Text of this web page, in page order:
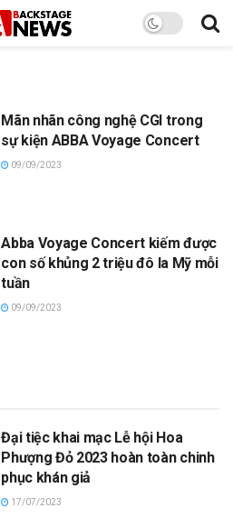
Mãn nhãn công nghệ CGI trong
sự kiện ABBA Voyage Concert
09/09/2023
Abba Voyage Concert kiếm được
con số khủng 2 triệu đô la Mỹ mỗi
tuần
09/09/2023
Đại tiệc khai mạc Lễ hội Hoa
Phượng Đỏ 2023 hoàn toàn chinh
phục khán giả
17/07/2023